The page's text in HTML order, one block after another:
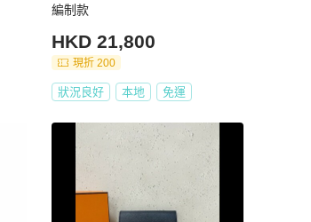
編制款
HKD 21,800
現折 200
狀況良好 本地 免運